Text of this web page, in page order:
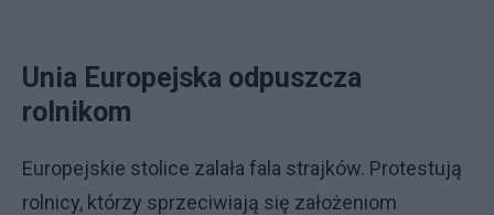
Unia Europejska odpuszcza
rolnikom
Europejskie stolice zalała fala strajków. Protestują
rolnicy, którzy sprzeciwiają się założeniom